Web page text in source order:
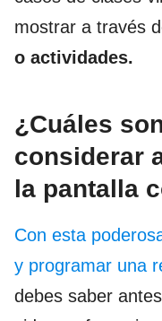
mostrar a través
o actividades.
¿Cuáles
considerar
la pantalla
Con esta
y programar una
debes saber